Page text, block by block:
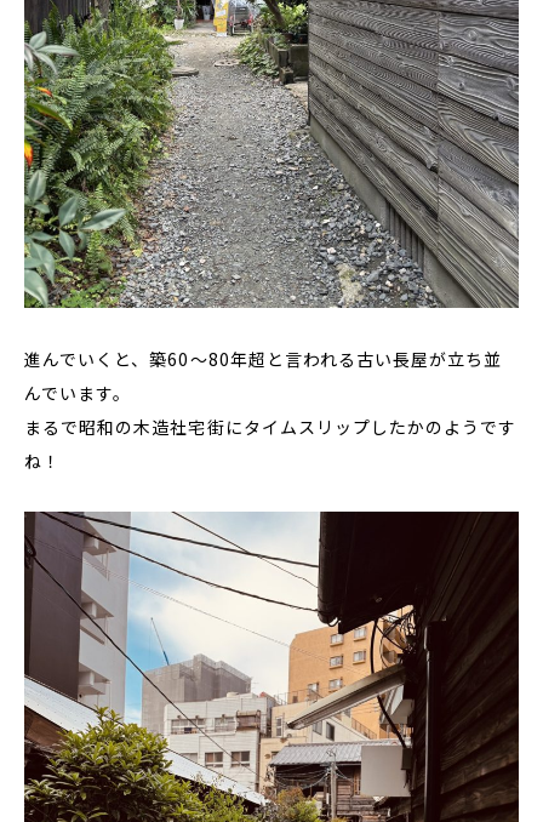
進んでいくと、築60〜80年超と言われる古い長屋が立ち並
んでいます。
まるで昭和の木造社宅街にタイムスリップしたかのようです
ね！